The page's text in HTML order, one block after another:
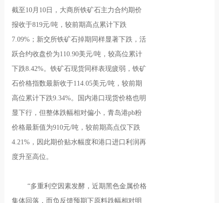
截至10月10日，大商所铁矿石主力合约期价
报收于819元/吨，较前期高点累计下跌
7.09%；新交所铁矿石掉期同样显著下跌，活
跃合约收盘价为110.90美元/吨，较高位累计
下跌8.42%。铁矿石现货同样表现疲弱，铁矿
石价格指数最新收于114.05美元/吨，较前期
高位累计下跌9.34%。国内港口现货价格也明
显下行，但整体跌幅相对偏小，青岛港pb粉
价格最新值为910元/吨，较前期高点仅下跌
4.21%，因此期价贴水幅度和港口进口利润再
度升至高位。
“多重利空因素发酵，近期黑色金属价格
集体回落，而负反馈预期下原料跌幅相对明